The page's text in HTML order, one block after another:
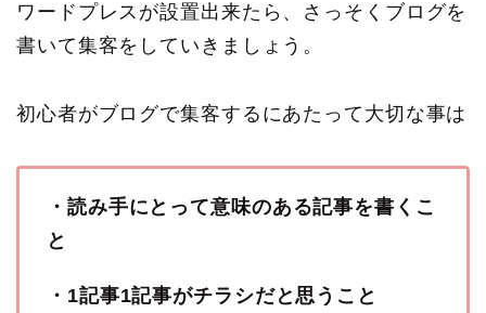
ワードプレスが設置出来たら、さっそくブログを
書いて集客をしていきましょう。
初心者がブログで集客するにあたって大切な事は
・読み手にとって意味のある記事を書くこ
と
・1記事1記事がチラシだと思うこと